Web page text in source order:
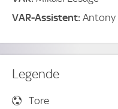
VAR-Assistent: Antony
Legende
Tore